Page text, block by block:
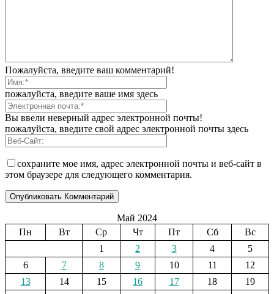
Пожалуйста, введите ваш комментарий!
пожалуйста, введите ваше имя здесь
Вы ввели неверный адрес электронной почты!
пожалуйста, введите свой адрес электронной почты здесь
сохраните мое имя, адрес электронной почты и веб-сайт в
этом браузере для следующего комментария.
Май 2024
Пн
Вт Ср Чт Пт Сб
Вс
1
2 3 4
5
6
7 8 9 10 11
12
13
14 15 16 17 18
19